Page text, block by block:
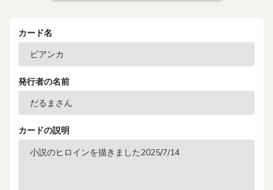
カード名
発行者の名前
カードの説明